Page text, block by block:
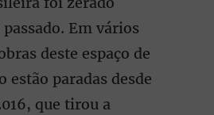
passado. Em vários
deste espaço de
estão paradas desde
que tirou a